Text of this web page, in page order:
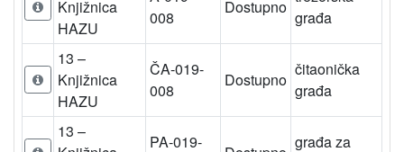
Knjižnica
HAZU
008
Dostupno
građa
13 –
Knjižnica
HAZU
ČA-019-
008
Dostupno
čitaonička
građa
13 –
PA-019-
građa za